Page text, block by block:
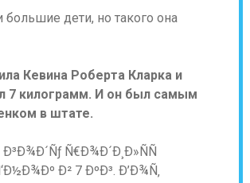
большие дети, но такого она
Кевина Роберта Кларка и
7 килограмм. И он был самым
в штате.